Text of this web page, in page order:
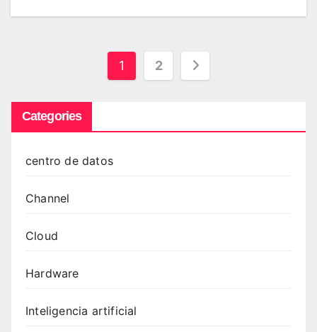
Paginación
1 2
Categories
centro de datos
Channel
Cloud
Hardware
Inteligencia artificial